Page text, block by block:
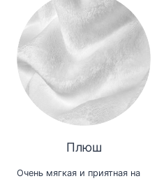
Плюш
Очень мягкая и приятная на